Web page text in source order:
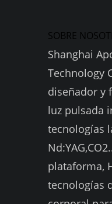
SOBRE
Shanghai
Technology
diseñador y
luz pulsada
tecnologías
plataforma,
tecnologías